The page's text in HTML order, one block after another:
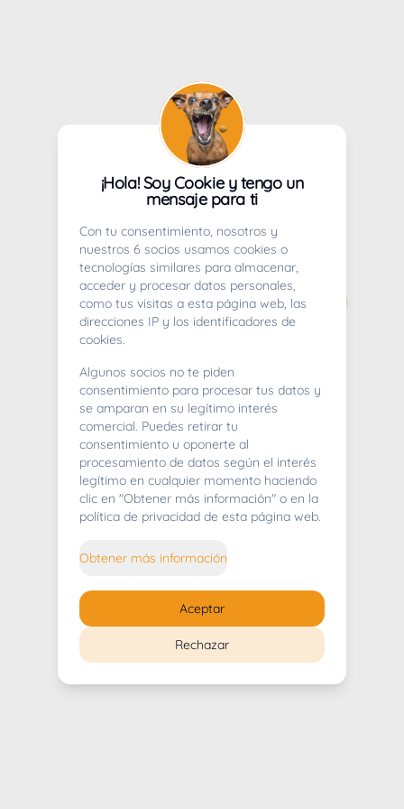
404
Whoops! Lo sentimos mucho.
¡Hola! Soy Cookie y tengo un
mensaje para ti
Con tu consentimiento, nosotros y
nuestros 6 socios usamos cookies o
tecnologías similares para almacenar,
acceder y procesar datos personales,
como tus visitas a esta página web, las
direcciones IP y los identificadores de
cookies.
Algunos socios no te piden
consentimiento para procesar tus datos y
se amparan en su legítimo interés
comercial. Puedes retirar tu
consentimiento u oponerte al
procesamiento de datos según el interés
legítimo en cualquier momento haciendo
clic en "Obtener más información" o en la
política de privacidad de esta página web.
Obtener más información
Rechazar
Aceptar